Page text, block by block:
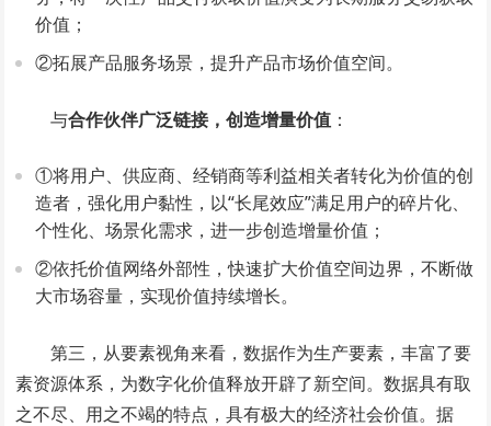
价值；
②拓展产品服务场景，提升产品市场价值空间。
与合作伙伴广泛链接，创造增量价值 ：
①将用户、供应商、经销商等利益相关者转化为价值的创
造者，强化用户黏性，以“长尾效应”满足用户的碎片化、
个性化、场景化需求，进一步创造增量价值；
②依托价值网络外部性，快速扩大价值空间边界，不断做
大市场容量，实现价值持续增长。
第三，从要素视角来看，数据作为生产要素，丰富了要
素资源体系，为数字化价值释放开辟了新空间。数据具有取
之不尽、用之不竭的特点，具有极大的经济社会价值。据